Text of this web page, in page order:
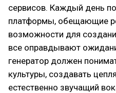
сервисов. Каждый день
платформы, обещающие
возможности для
все оправдывают
генератор должен
культуры, создавать
естественно звучащий